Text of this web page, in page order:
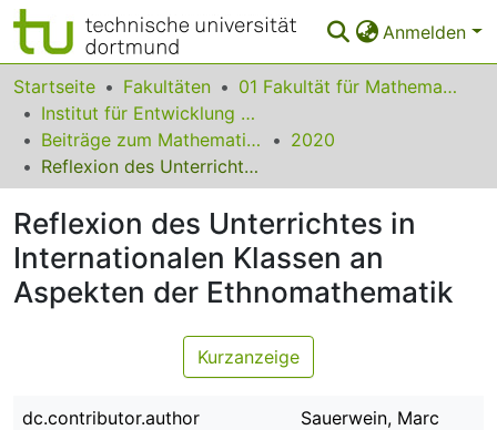
Anmelden
Bereiche & Sammlungen
Das gesamte Repositorium
Statistiken
FAQ
Leitlinien
Zurück zur Startseite
Startseite Fakultäten
01 Fakultät für Mathematik
Institut für Entwicklung und Erforschung des Mathematikunterrichts
Beiträge zum Mathematikunterricht
2020
Reflexion des Unterrichtes in Internationalen Klassen an Aspekten der Ethnomathematik
Reflexion des Unterrichtes in
Internationalen Klassen an
Aspekten der Ethnomathematik
Kurzanzeige
dc.contributor.author Sauerwein, Marc